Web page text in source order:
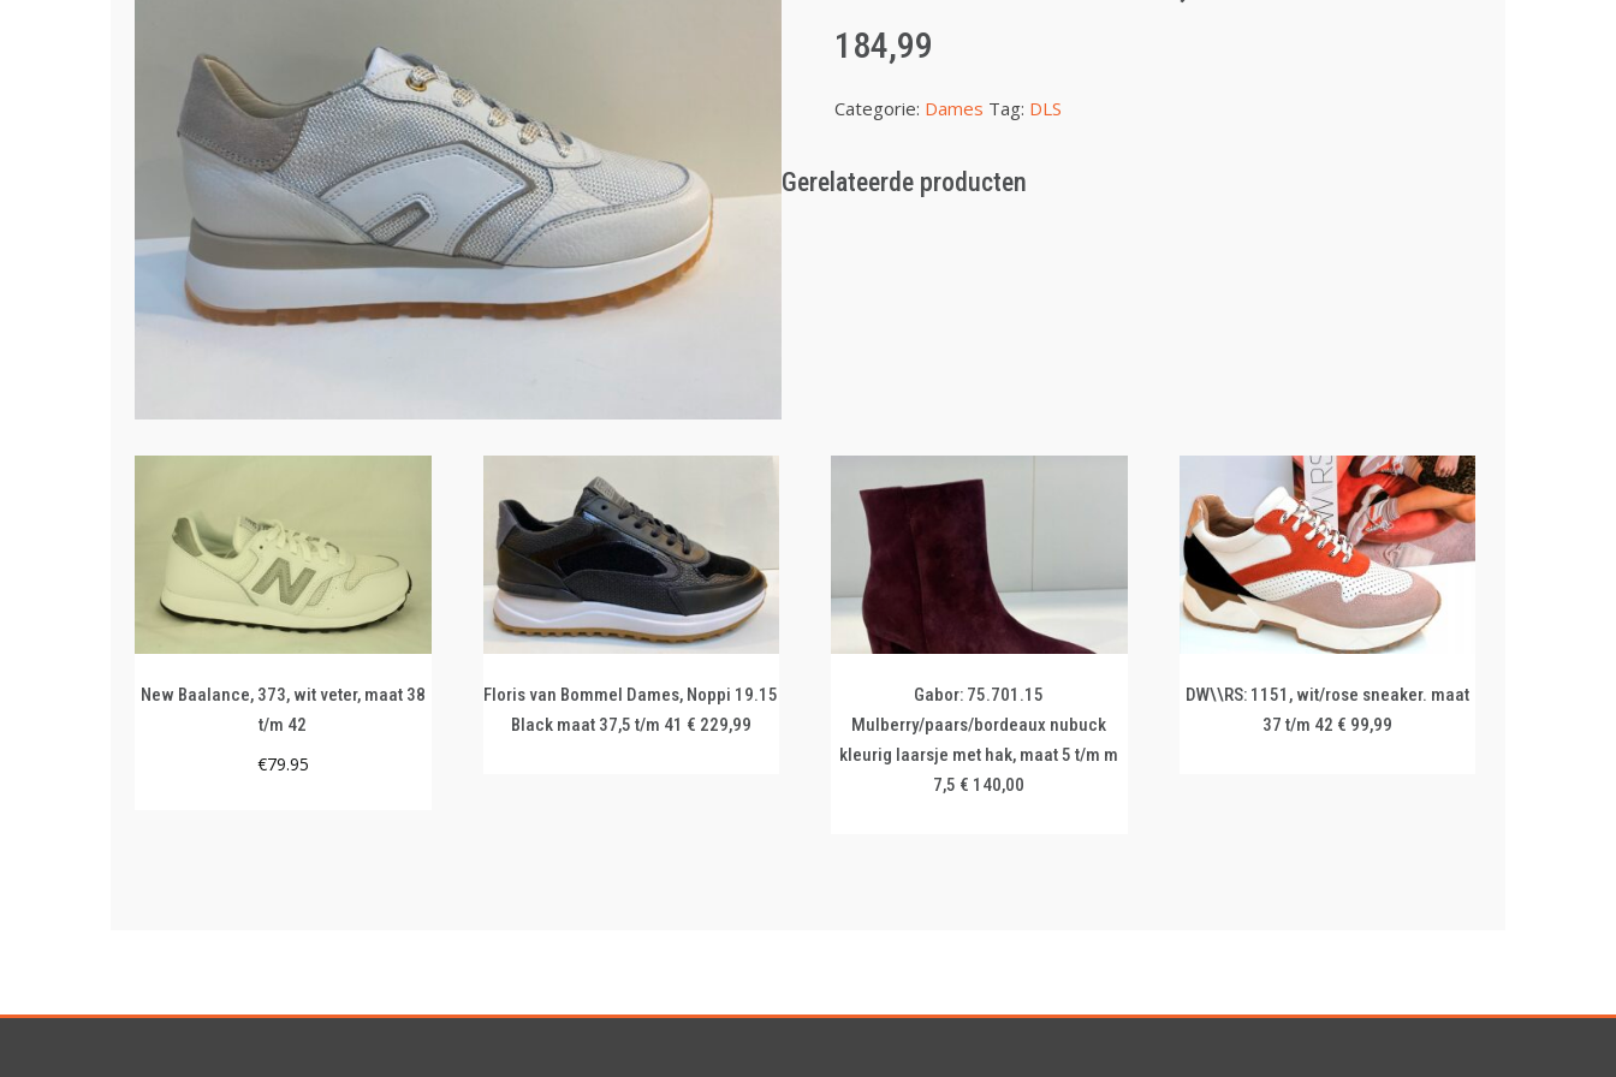
184,99
Categorie: Dames Tag: DLS
Gerelateerde producten
New Baalance, 373, wit veter, maat 38
t/m 42
€79.95
Floris van Bommel Dames, Noppi 19.15
Black maat 37,5 t/m 41 € 229,99
Gabor: 75.701.15
Mulberry/paars/bordeaux nubuck
kleurig laarsje met hak, maat 5 t/m m
7,5 € 140,00
DW\\RS: 1151, wit/rose sneaker. maat
37 t/m 42 € 99,99